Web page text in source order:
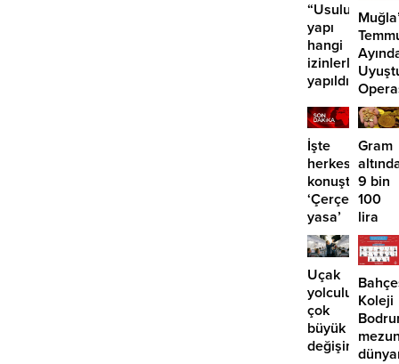
“Usuluk’taki
yapı
hangi
izinlerle
yapıldı?”
29
İşte
herkesin
konuştuğu
‘Çerçeve
yasa’
kanun
teklifi
Gram
9 bin
100
lira
için o
tarihe
işaret
edildi
Uçak
çok
büyük
değişim:
Koleji